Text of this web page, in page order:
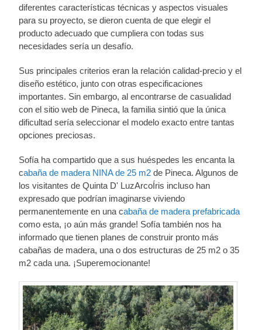
diferentes características técnicas y aspectos visuales
para su proyecto, se dieron cuenta de que elegir el
producto adecuado que cumpliera con todas sus
necesidades sería un desafío.
Sus principales criterios eran la relación calidad-precio y el
diseño estético, junto con otras especificaciones
importantes. Sin embargo, al encontrarse de casualidad
con el sitio web de Pineca, la familia sintió que la única
dificultad sería seleccionar el modelo exacto entre tantas
opciones preciosas.
Sofía ha compartido que a sus huéspedes les encanta la
cabaña de madera NINA de 25 m2 de Pineca. Algunos de
los visitantes de Quinta D' LuzArcoÍris incluso han
expresado que podrían imaginarse viviendo
permanentemente en una cabaña de madera prefabricada
como esta, ¡o aún más grande! Sofía también nos ha
informado que tienen planes de construir pronto más
cabañas de madera, una o dos estructuras de 25 m2 o 35
m2 cada una. ¡Superemocionante!